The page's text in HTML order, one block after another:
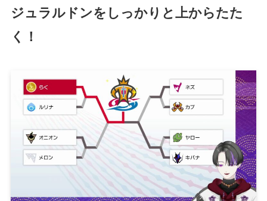
ジュラルドンをしっかりと上からたた
く！